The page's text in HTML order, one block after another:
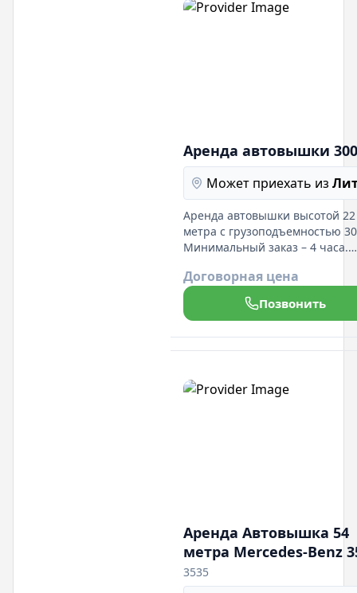
Аренда автовышки
Может приехать из
Аренда автовышки высотой 22
метра с грузоподъемностью
Минимальный заказ – 4 часа.
работ на высоте.
опытных операторов и
качество услуг.
Договорная цена
Позвонить
Аренда Автовышка 54
метра Mercedes-Benz
3535